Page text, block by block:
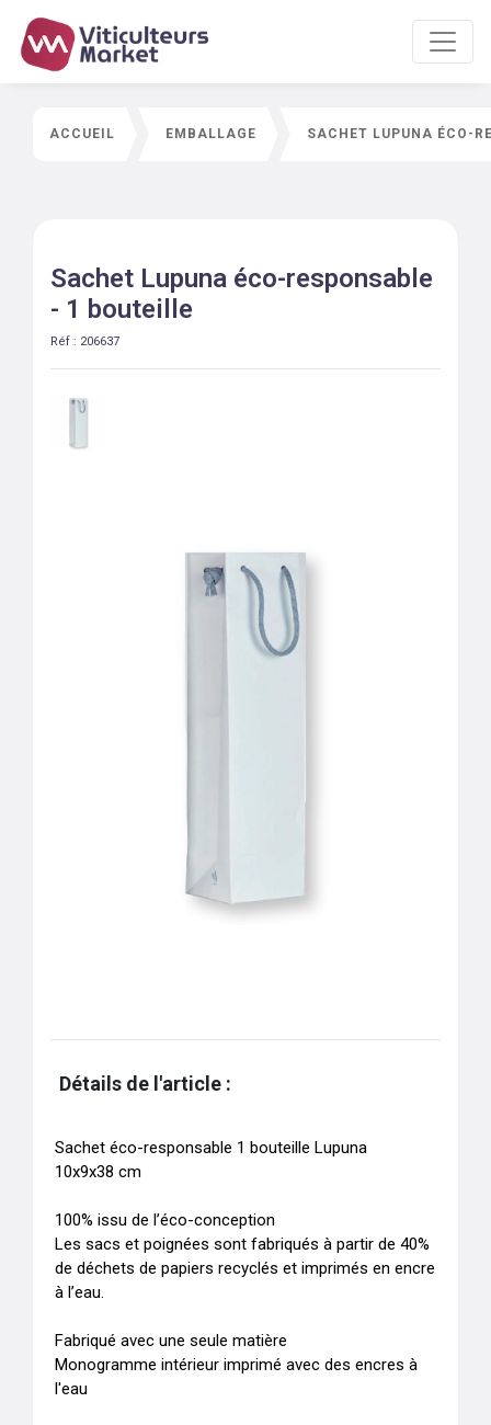
ACCUEIL EMBALLAGE SACHET LUPUNA ÉCO-
Sachet Lupuna éco-responsable
- 1 bouteille
Réf : 206637
Détails de l'article :
Sachet éco-responsable 1 bouteille Lupuna
10x9x38 cm
100% issu de l’éco-conception
Les sacs et poignées sont fabriqués à partir de 40%
de déchets de papiers recyclés et imprimés en encre
à l’eau.
Fabriqué avec une seule matière
Monogramme intérieur imprimé avec des encres à
l'eau